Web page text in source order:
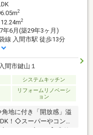
2
2
年6月(築29年3ヶ月)
線 入間市駅 徒歩13分
間市鍵山１
システムキッチン
リフォームリノベーシ
ョン
地に付き「開放感」溢
！◇スーパーやコンビ